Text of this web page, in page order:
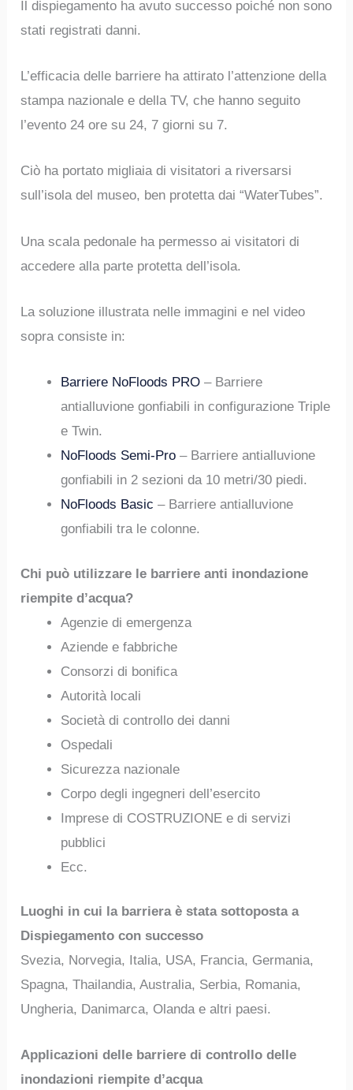
Il dispiegamento ha avuto successo poiché non sono
stati registrati danni.
L’efficacia delle barriere ha attirato l’attenzione della
stampa nazionale e della TV, che hanno seguito
l’evento 24 ore su 24, 7 giorni su 7.
Ciò ha portato migliaia di visitatori a riversarsi
sull’isola del museo, ben protetta dai “WaterTubes”.
Una scala pedonale ha permesso ai visitatori di
accedere alla parte protetta dell’isola.
La soluzione illustrata nelle immagini e nel video
sopra consiste in:
Barriere NoFloods PRO – Barriere
antialluvione gonfiabili in configurazione Triple
e Twin.
NoFloods Semi-Pro – Barriere antialluvione
gonfiabili in 2 sezioni da 10 metri/30 piedi.
NoFloods Basic – Barriere antialluvione
gonfiabili tra le colonne.
Chi può utilizzare le barriere anti inondazione
riempite d’acqua?
Agenzie di emergenza
Aziende e fabbriche
Consorzi di bonifica
Autorità locali
Società di controllo dei danni
Ospedali
Sicurezza nazionale
Corpo degli ingegneri dell’esercito
Imprese di COSTRUZIONE e di servizi
pubblici
Ecc.
Luoghi in cui la barriera è stata sottoposta a
Dispiegamento con successo
Svezia, Norvegia, Italia, USA, Francia, Germania,
Spagna, Thailandia, Australia, Serbia, Romania,
Ungheria, Danimarca, Olanda e altri paesi.
Applicazioni delle barriere di controllo delle
inondazioni riempite d’acqua